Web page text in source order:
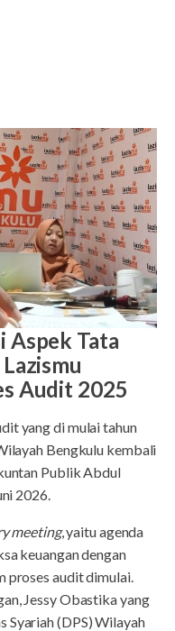
Aspek Tata
Audit 2025
yang di mulai tahun
Bengkulu kembali
Publik Abdul
2026.
meeting, yaitu agenda
keuangan dengan
proses audit dimulai.
Jessy Obastika yang
Syariah (DPS) Wilayah